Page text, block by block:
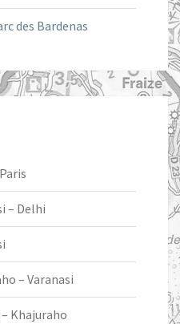
des Bardenas
– Delhi
– Varanasi
Khajuraho